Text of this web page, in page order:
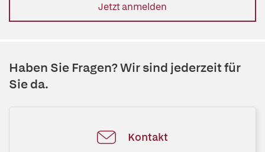
Jetzt anmelden
Haben Sie Fragen? Wir sind jederzeit für
Sie da.
Kontakt